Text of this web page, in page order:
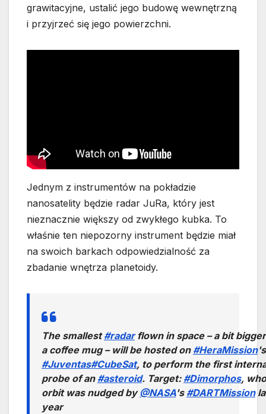
grawitacyjne, ustalić jego budowę wewnętrzną
i przyjrzeć się jego powierzchni.
Jednym z instrumentów na pokładzie
nanosatelity będzie radar JuRa, który jest
nieznacznie większy od zwykłego kubka. To
właśnie ten niepozorny instrument będzie miał
na swoich barkach odpowiedzialność za
zbadanie wnętrza planetoidy.
The smallest#radarflown in space – a bit
a coffee mug – will be hosted on #HeraMission's
#Juventas#CubeSat, to perform the first
probe of an #asteroid. Target: #Dimorphos,
orbit was nudged by@NASA's #DARTMission
year